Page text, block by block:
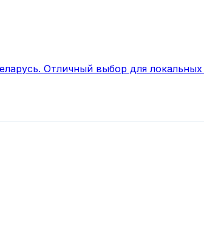
Отличный выбор для локальных